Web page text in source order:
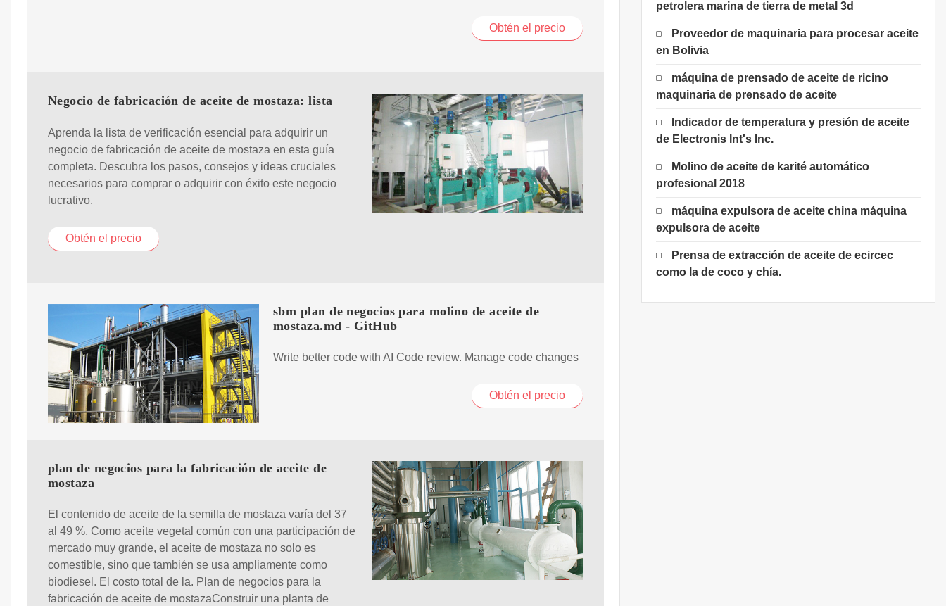
Obtén el precio
Negocio de fabricación de aceite de mostaza: lista
Aprenda la lista de verificación esencial para adquirir un
negocio de fabricación de aceite de mostaza en esta guía
completa. Descubra los pasos, consejos y ideas cruciales
necesarios para comprar o adquirir con éxito este negocio
lucrativo.
Obtén el precio
sbm plan de negocios para molino de aceite de
mostaza.md - GitHub
Write better code with AI Code review. Manage code changes
Obtén el precio
plan de negocios para la fabricación de aceite de
mostaza
El contenido de aceite de la semilla de mostaza varía del 37
al 49 %. Como aceite vegetal común con una participación de
mercado muy grande, el aceite de mostaza no solo es
comestible, sino que también se usa ampliamente como
biodiesel. El costo total de la. Plan de negocios para la
fabricación de aceite de mostazaConstruir una planta de
petrolera marina de tierra de metal 3d
Proveedor de maquinaria para procesar aceite
en Bolivia
máquina de prensado de aceite de ricino
maquinaria de prensado de aceite
Indicador de temperatura y presión de aceite
de Electronis Int's Inc.
Molino de aceite de karité automático
profesional 2018
máquina expulsora de aceite china máquina
expulsora de aceite
Prensa de extracción de aceite de ecircec
como la de coco y chía.